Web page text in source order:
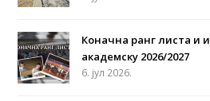
Коначна ранг листа и
академску 2026/2027
6. јул 2026.